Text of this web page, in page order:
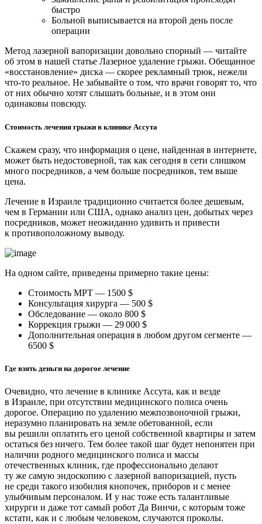
быстро
Больной выписывается на второй день после
операции
Метод лазерной вапоризации довольно спорный — читайте
об этом в нашей статье Лазерное удаление грыжи. Обещанное
«восстановление» диска — скорее рекламный трюк, нежели
что-то реальное. Не забывайте о том, что врачи говорят то, что
от них обычно хотят слышать больные, и в этом они
одинаковы повсюду.
Стоимость лечения грыжи в клинике Ассута
Скажем сразу, что информация о цене, найденная в интернете,
может быть недостоверной, так как сегодня в сети слишком
много посредников, а чем больше посредников, тем выше
цена.
Лечение в Израиле традиционно считается более дешевым,
чем в Германии или США, однако анализ цен, добытых через
посредников, может неожиданно удивить и привести
к противоположному выводу.
На одном сайте, приведены примерно такие цены:
Стоимость МРТ — 1500 $
Консультация хирурга — 500 $
Обследование — около 800 $
Коррекция грыжи — 29 000 $
Дополнительная операция в любом другом сегменте —
6500 $
Где взять деньги на дорогое лечение
Очевидно, что лечение в клинике Ассута, как и везде
в Израиле, при отсутствии медицинского полиса очень
дорогое. Операцию по удалению межпозвоночной грыжи,
неразумно планировать на земле обетованной, если
вы решили оплатить его ценой собственной квартиры и затем
остаться без ничего. Тем более такой шаг будет непонятен при
наличии родного медицинского полиса и массы
отечественных клиник, где профессионально делают
ту же самую эндоскопию с лазерной вапоризацией, пусть
не среди такого изобилия кнопочек, приборов и с менее
улыбчивым персоналом. И у нас тоже есть талантливые
хирурги и даже тот самый робот Да Винчи, с которым тоже
кстати, как и с любым человеком, случаются проколы.